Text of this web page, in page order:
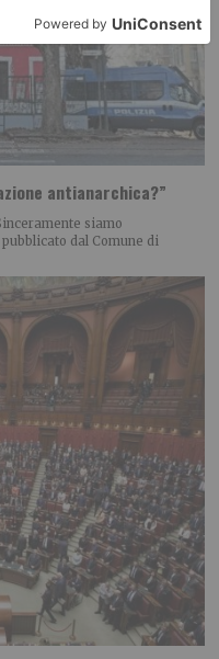
antianarchica?”
siamo
dal Comune di